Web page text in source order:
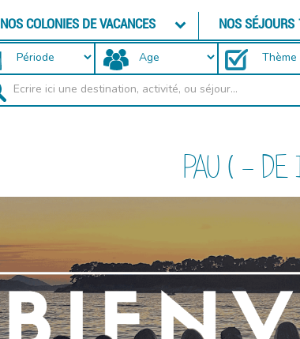
NOS COLONIES DE VACANCES NOS
PAU ( - DE